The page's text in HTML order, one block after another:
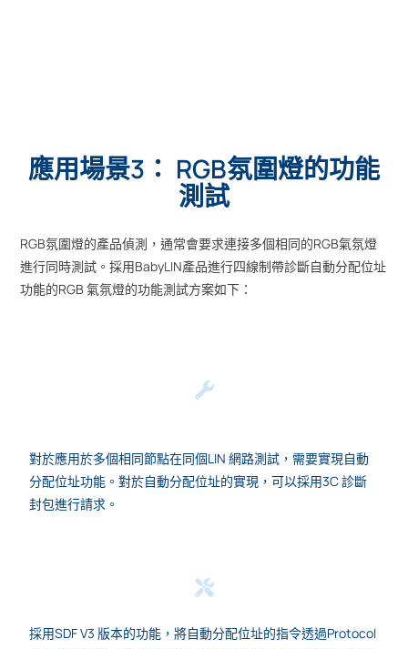
應用場景3： RGB氛圍燈的功能
測試
RGB氛圍燈的產品偵測，通常會要求連接多個相同的RGB氣氛燈
進行同時測試。採用BabyLIN產品進行四線制帶診斷自動分配位址
功能的RGB 氣氛燈的功能測試方案如下：
對於應用於多個相同節點在同個LIN 網路測試，需要實現自動
分配位址功能。對於自動分配位址的實現，可以採用3C 診斷
封包進行請求。
採用SDF V3 版本的功能，將自動分配位址的指令透過Protocol